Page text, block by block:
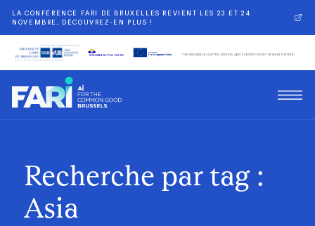
LA CONFÉRENCE FARI DE BRUXELLES REVIENT LES 23 ET 24
NOVEMBRE, DÉCOUVREZ-EN PLUS !
Recherche par tag :
Asia